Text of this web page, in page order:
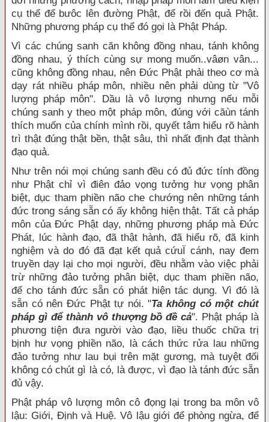
cụ thể để bưôc lên đường Phật, để rồi đến quả Phật.
Những phương pháp cụ thể đó gọi là Phật Pháp.
Vì các chúng sanh căn không đồng nhau, tánh không
đồng nhau, ý thích cùng sự mong muốn..vâøn vân...
cũng không đồng nhau, nên Đức Phật phải theo cơ mà
dạy rát nhiều pháp môn, nhiều nên phải dùng từ "Vô
lượng pháp môn". Dầu là vô lượng nhưng nếu mỗi
chúng sanh y theo một pháp môn, đúng với căùn tánh
thích muốn của chính mình rồi, quyết tâm hiểu rõ hành
trì thật đúng thật bền, thật sâu, thì nhất định đạt thành
đạo quả.
Như trên nói mọi chúng sanh đều có đủ đức tính đồng
như Phật chỉ vì điên đảo vọng tưởng hư vọng phân
biệt, dục tham phiền não che chướng nên những tánh
đức trong sáng sẵn có ấy không hiện thật. Tất cả pháp
môn của Đức Phật dạy, những phương pháp mà Đức
Phát, lúc hành đạo, đã thật hành, đã hiểu rõ, đã kinh
nghiệm và do đó đã đạt kết quả cứuÏ cánh, nay đem
truyền dạy lại cho mọi người, đều nhằm vào việc phải
trừ những đảo tưởng phân biệt, dục tham phiền não,
để cho tánh đức sẵn có phát hiện tác dụng. Vì đó là
sẵn có nên Đức Phật tự nói. "Ta không có một chút
pháp gì để thành vô thượng bồ đề cả". Phật pháp là
phương tiện đưa người vào đạo, liều thuốc chữa trị
bịnh hư vọng phiền não, là cách thức rửa lau những
đảo tưởng như lau bụi trên mặt gương, mà tuyệt đối
không có chút gì là có, là được, vì đạo là tánh đức sẵn
đủ vậy.
Phật pháp vô lượng môn cô đọng lại trong ba môn vô
lậu: Giới, Định và Huệ. Vô lậu giới để phòng ngừa, để